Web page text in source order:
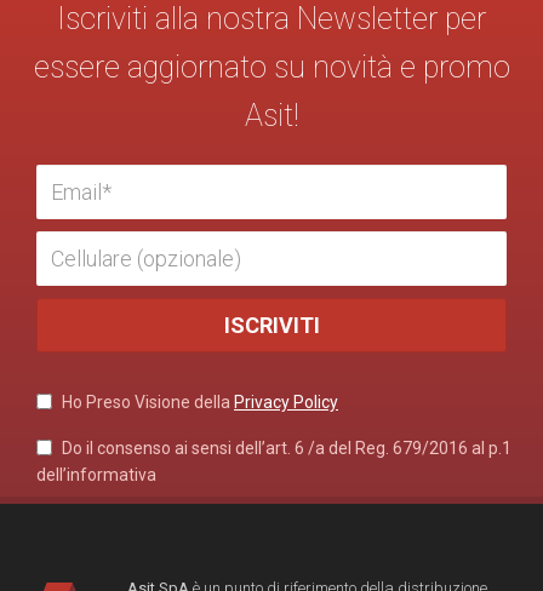
Iscriviti alla nostra Newsletter per
essere aggiornato su novità e promo
Asit!
Ho Preso Visione della Privacy Policy
Do il consenso ai sensi dell’art. 6 /a del Reg. 679/2016 al p.1
dell’informativa